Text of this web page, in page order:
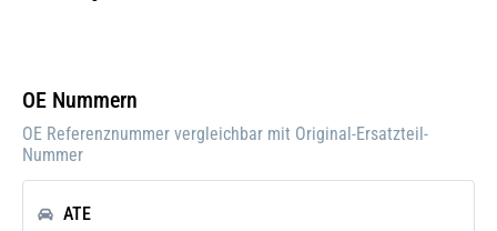
Pfand:
OE Nummern
OE Referenznummer vergleichbar mit Original-Ersatzteil-
Nummer
ATE